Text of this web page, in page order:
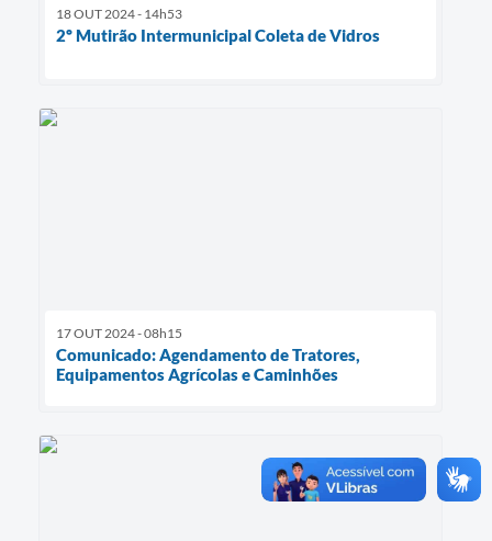
18 OUT 2024 - 14h53
2º Mutirão Intermunicipal Coleta de Vidros
17 OUT 2024 - 08h15
Comunicado: Agendamento de Tratores,
Equipamentos Agrícolas e Caminhões